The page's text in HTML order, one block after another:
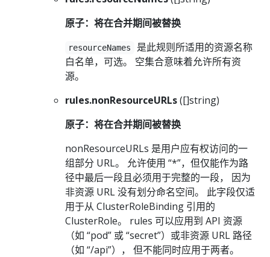
原子：将在合并期间被替换
resourceNames
是此规则所适用的资源名称
白名单，可选。 空集合意味着允许所有资
源。
rules.nonResourceURLs([]string)
原子：将在合并期间被替换
nonResourceURLs 是用户应有权访问的一
组部分 URL。 允许使用 “*”，但仅能作为路
径中最后一段且必须用于完整的一段， 因为
非资源 URL 没有划分命名空间。 此字段仅适
用于从 ClusterRoleBinding 引用的
ClusterRole。 rules 可以应用到 API 资源
（如 “pod” 或 “secret”）或非资源 URL 路径
（如 “/api”）， 但不能同时应用于两者。